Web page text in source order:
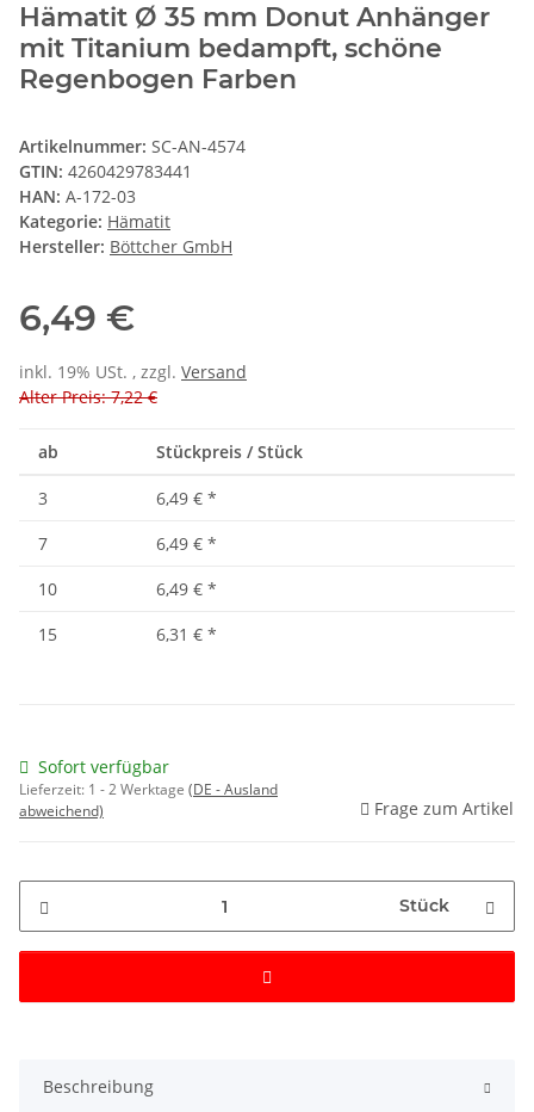
Hämatit Ø 35 mm Donut Anhänger
mit Titanium bedampft, schöne
Regenbogen Farben
Artikelnummer: SC-AN-4574
GTIN: 4260429783441
HAN: A-172-03
Kategorie: Hämatit
Hersteller: Böttcher GmbH
6,49 €
inkl. 19% USt. , zzgl. Versand
Alter Preis: 7,22 €
ab Stückpreis / Stück
3 6,49 € *
7
6,49 € *
10
6,49 € *
15
6,31 € *
Sofort verfügbar
Lieferzeit: 1 - 2 Werktage (DE - Ausland
abweichend)
Frage zum Artikel
Stück
Beschreibung